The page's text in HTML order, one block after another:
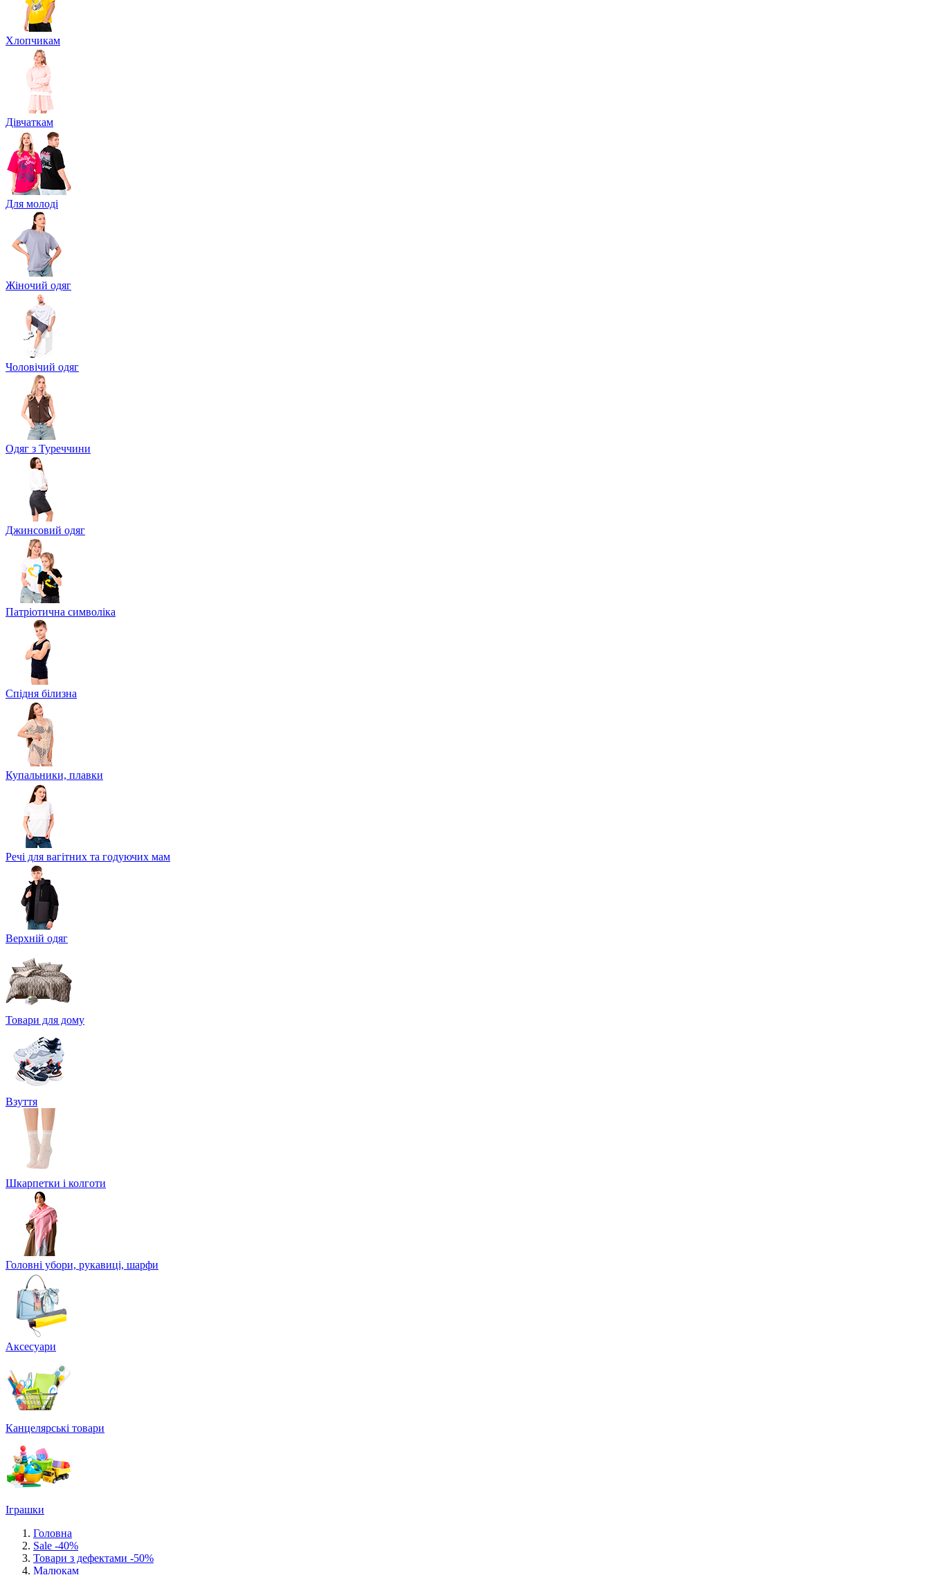
Хлопчикам
Дівчаткам
Для молоді
Жіночий одяг
Чоловічий одяг
Одяг з Туреччини
Джинсовий одяг
Патріотична символіка
Спідня білизна
Купальники, плавки
Речі для вагітних та годуючих мам
Верхній одяг
Товари для дому
Взуття
Шкарпетки і колготи
Головні убори, рукавиці, шарфи
Аксесуари
Канцелярські товари
Іграшки
Головна
Sale -40%
Товари з дефектами -50%
Малюкам